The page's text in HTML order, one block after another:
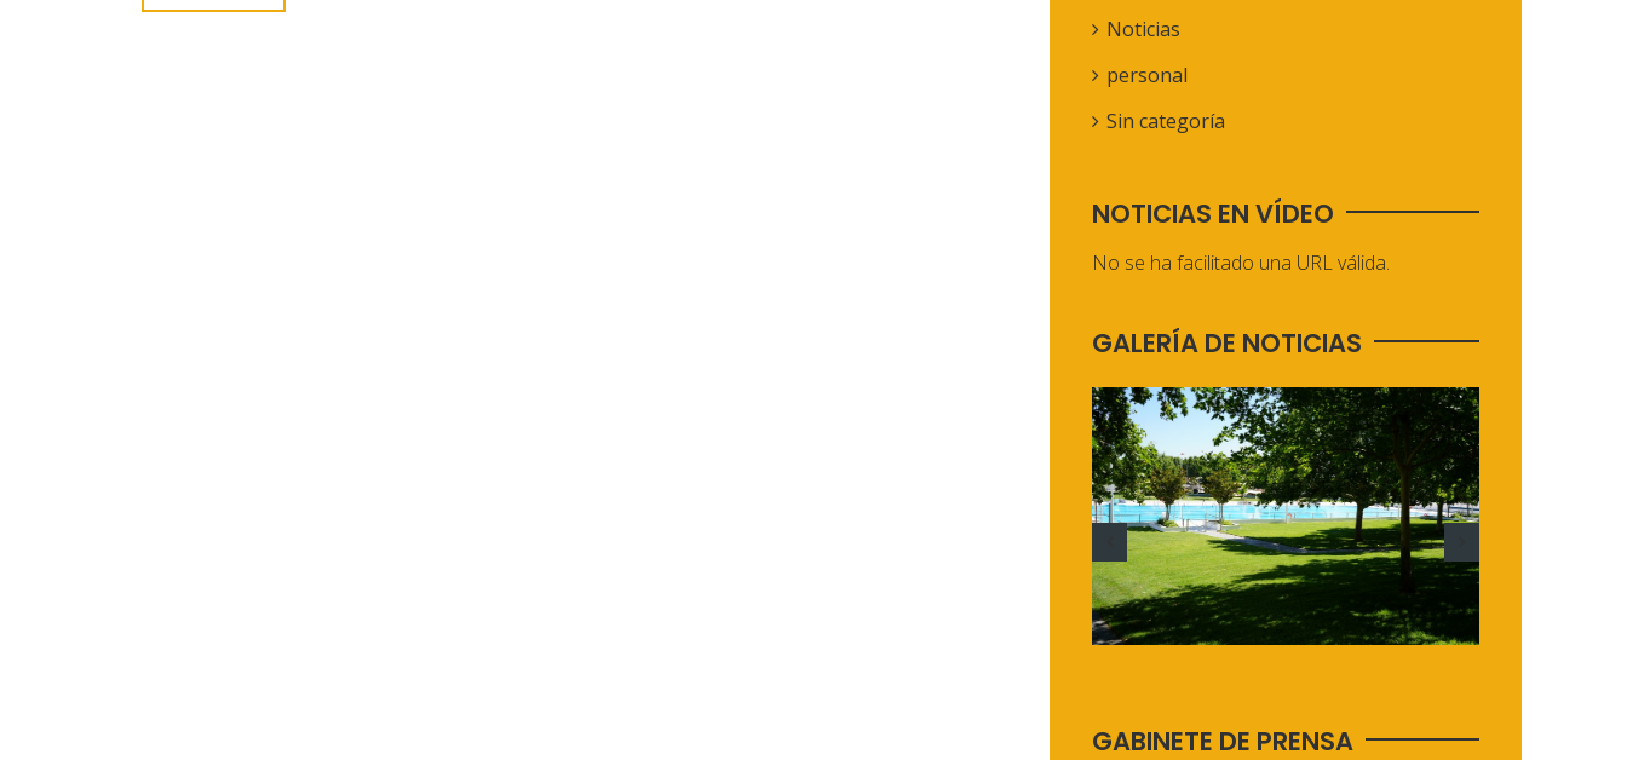
Noticias
personal
Sin categoría
NOTICIAS EN VÍDEO
No se ha facilitado una URL válida.
GALERÍA DE NOTICIAS
GABINETE DE PRENSA